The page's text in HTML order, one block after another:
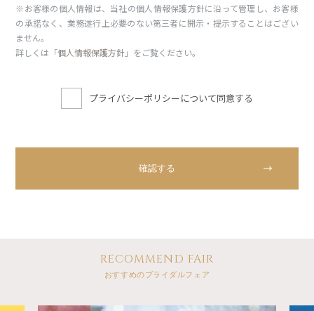
※お客様の個人情報は、当社の個人情報保護方針に沿って管理し、お客様
の承諾なく、業務遂行上必要のない第三者に開示・提示することはござい
ません。
詳しくは「個人情報保護方針」をご覧ください。
プライバシーポリシーについて同意する
RECOMMEND FAIR
おすすめのブライダルフェア